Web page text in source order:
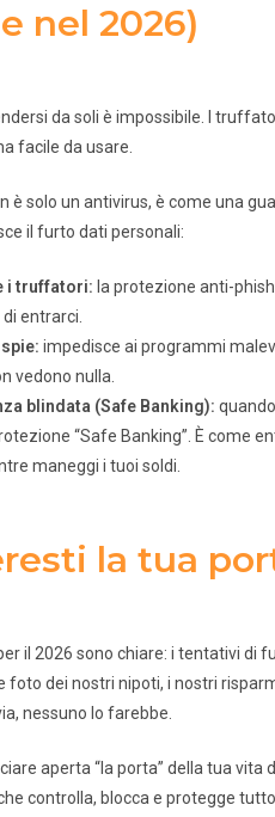
nel 2026)
da soli è impossibile. I
facile da usare.
è solo un antivirus, è come una
il furto dati personali:
i truffatori: la protezione anti-
entrarci.
impedisce ai programmi
vedono nulla.
blindata (Safe Banking):
“Safe Banking”. È come
maneggi i tuoi soldi.
la tua
per il 2026 sono chiare: i tentativi
foto dei nostri nipoti, i nostri
nessuno lo farebbe.
aperta “la porta” della tua
controlla, blocca e protegge